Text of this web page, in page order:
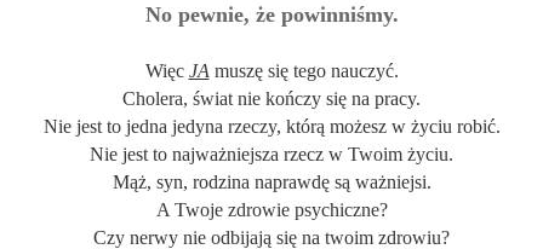
No pewnie, że powinniśmy.
Więc JA muszę się tego nauczyć.
Cholera, świat nie kończy się na pracy.
Nie jest to jedna jedyna rzeczy, którą możesz w życiu robić.
Nie jest to najważniejsza rzecz w Twoim życiu.
Mąż, syn, rodzina naprawdę są ważniejsi.
A Twoje zdrowie psychiczne?
Czy nerwy nie odbijają się na twoim zdrowiu?